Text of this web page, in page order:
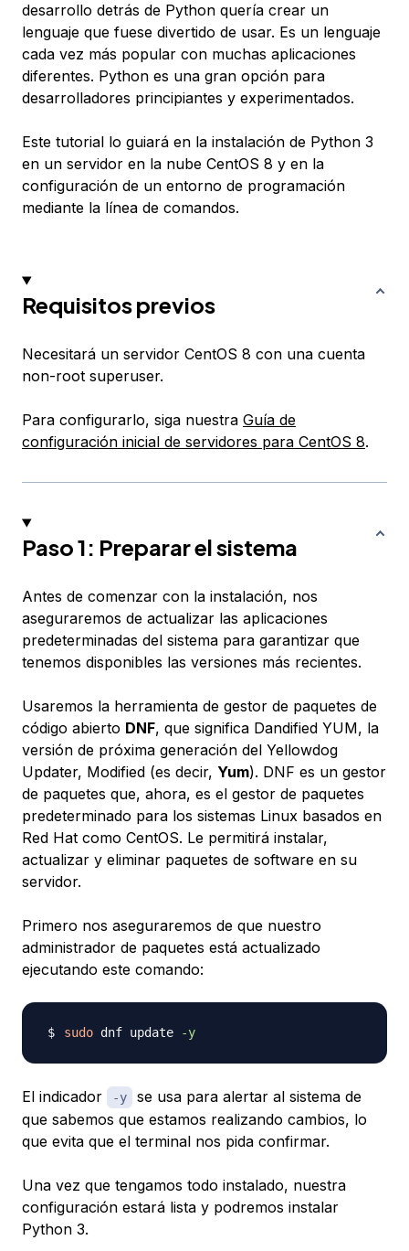
desarrollo detrás de Python quería crear un
lenguaje que fuese divertido de usar. Es un lenguaje
cada vez más popular con muchas aplicaciones
diferentes. Python es una gran opción para
desarrolladores principiantes y experimentados.
Este tutorial lo guiará en la instalación de Python 3
en un servidor en la nube CentOS 8 y en la
configuración de un entorno de programación
mediante la línea de comandos.
Requisitos previos
Necesitará un servidor CentOS 8 con una cuenta
non-root superuser.
Para configurarlo, siga nuestra Guía de
configuración inicial de servidores para CentOS 8.
Paso 1: Preparar el sistema
Antes de comenzar con la instalación, nos
aseguraremos de actualizar las aplicaciones
predeterminadas del sistema para garantizar que
tenemos disponibles las versiones más recientes.
Usaremos la herramienta de gestor de paquetes de
código abierto DNF, que significa Dandified YUM, la
versión de próxima generación del Yellowdog
Updater, Modified (es decir, Yum). DNF es un gestor
de paquetes que, ahora, es el gestor de paquetes
predeterminado para los sistemas Linux basados en
Red Hat como CentOS. Le permitirá instalar,
actualizar y eliminar paquetes de software en su
servidor.
Primero nos aseguraremos de que nuestro
administrador de paquetes está actualizado
ejecutando este comando:
sudo dnf update -y
El indicador -y
se usa para alertar al sistema de
que sabemos que estamos realizando cambios, lo
que evita que el terminal nos pida confirmar.
Una vez que tengamos todo instalado, nuestra
configuración estará lista y podremos instalar
Python 3.